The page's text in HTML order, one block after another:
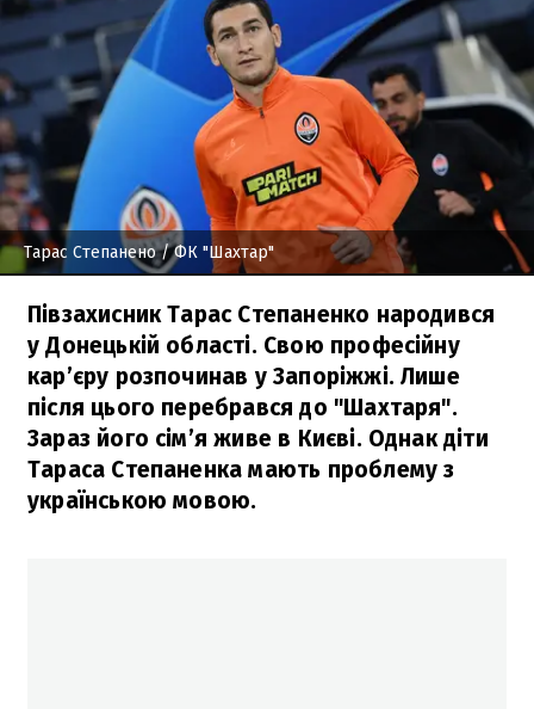
Тарас Степанено/ ФК "Шахтар"
Півзахисник Тарас Степаненко народився
у Донецькій області. Свою професійну
кар’єру розпочинав у Запоріжжі. Лише
після цього перебрався до "Шахтаря".
Зараз його сім’я живе в Києві. Однак діти
Тараса Степаненка мають проблему з
українською мовою.